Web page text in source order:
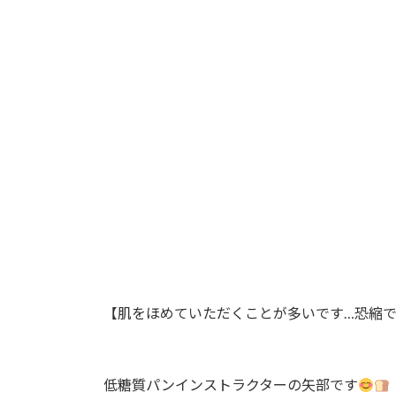
【肌をほめていただくことが多いです…恐縮
低糖質パンインストラクターの矢部です